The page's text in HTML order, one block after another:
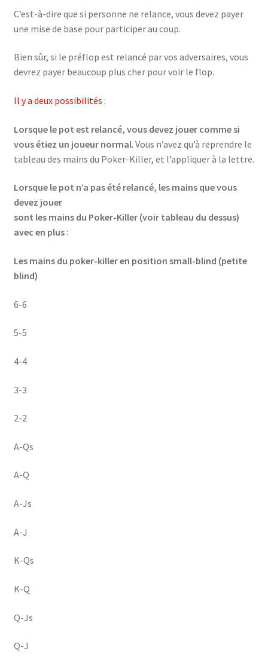
C’est-à-dire que si personne ne relance, vous devez payer
une mise de base pour participer au coup.
Bien sûr, si le préflop est relancé par vos adversaires, vous
devrez payer beaucoup plus cher pour voir le flop.
Il y a deux possibilités :
Lorsque le pot est relancé, vous devez jouer comme si
vous étiez un joueur normal. Vous n’avez qu’à reprendre le
tableau des mains du Poker-Killer, et l’appliquer à la lettre.
Lorsque le pot n’a pas été relancé, les mains que vous
devez jouer
sont les mains du Poker-Killer (voir tableau du dessus)
avec en plus:
Les mains du poker-killer en position small-blind (petite
blind)
6-6
5-5
4-4
3-3
2-2
A-Qs
A-Q
A-Js
A-J
K-Qs
K-Q
Q-Js
Q-J